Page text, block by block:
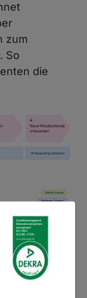
zum
So
die